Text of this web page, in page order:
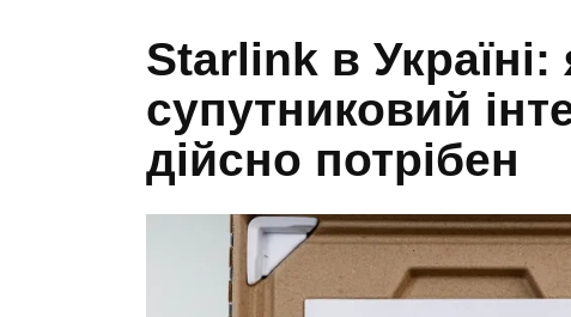
Starlink в
супутниковий
дійсно потрібен